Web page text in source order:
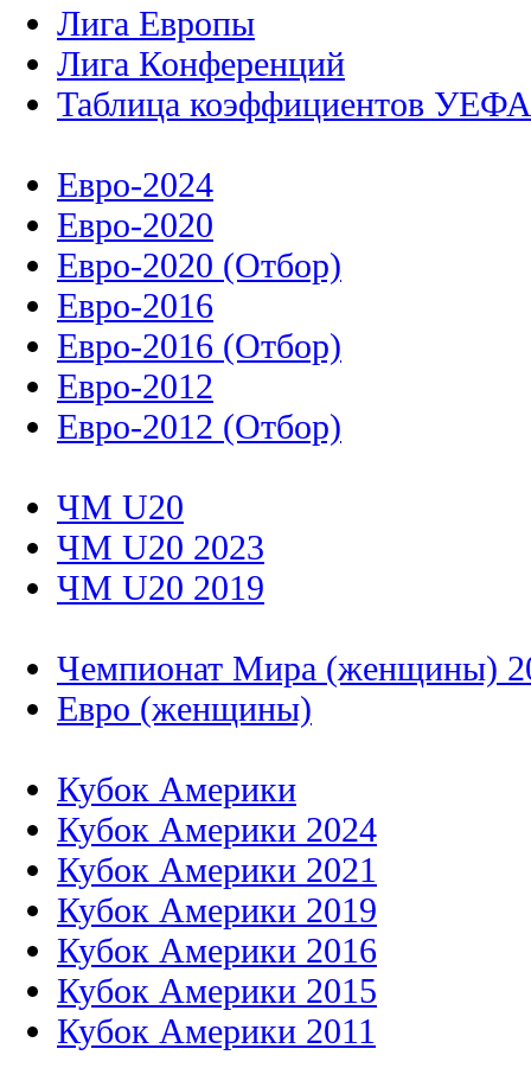
Лига Европы
Лига Конференций
Таблица коэффициентов УЕФА
Евро-2024
Евро-2020
Евро-2020 (Отбор)
Евро-2016
Евро-2016 (Отбор)
Евро-2012
Евро-2012 (Отбор)
ЧМ U20
ЧМ U20 2023
ЧМ U20 2019
Чемпионат Мира (женщины)
Евро (женщины)
Кубок Америки
Кубок Америки 2024
Кубок Америки 2021
Кубок Америки 2019
Кубок Америки 2016
Кубок Америки 2015
Кубок Америки 2011